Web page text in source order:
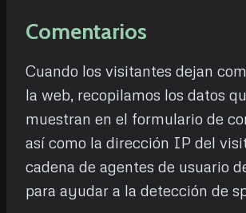
Comentarios
Cuando los visitantes dejan
la web, recopilamos los datos
muestran en el formulario de
así como la dirección IP del
cadena de agentes de usuario
para ayudar a la detección de